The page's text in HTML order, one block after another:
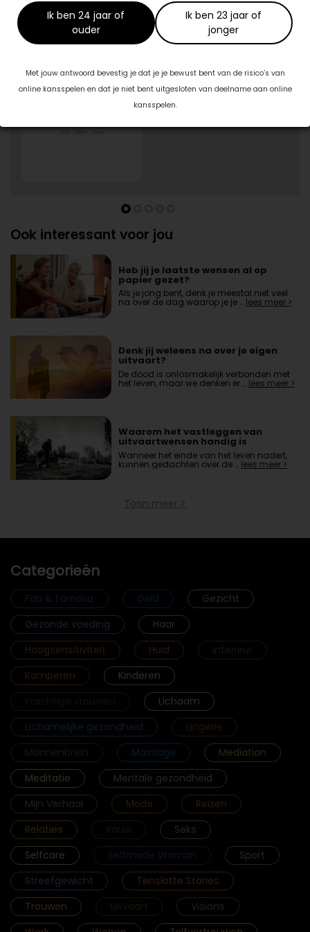
Ik ben 24 jaar of
ouder
Ik ben 23 jaar of
jonger
Met jouw antwoord bevestig je dat je je bewust bent van de risico’s van
online kansspelen en dat je niet bent uitgesloten van deelname aan online
kansspelen.
Specialisten in jouw buurt
Burg. J.G. Legroweg 94
9761TD Eelde
06-57943414
Ook interessant voor jou
Heb jij je laatste wensen al op
papier gezet?
Als je jong bent, denk je meestal niet veel
na over de dag waarop je je … lees meer >
Denk jij weleens na over je eigen
uitvaart?
De dood is onlosmakelijk verbonden met
het leven, maar we denken er … lees meer >
Waarom het vastleggen van
uitvaartwensen handig is
Wanneer het einde van het leven nadert,
kunnen gedachten over de … lees meer >
Toon meer >
Categorieën
Fab & Famouz Geld
Gezicht
Gezonde voeding
Haar
Hoogsensitiviteit
Huid
Interieur
Kamperen
Kinderen
Lichaam
Lichamelijke gezondheid
Lingerie
Mannenbrein
Massage
Mediation
Meditatie
Mentale gezondheid
Mijn Verhaal
Mode
Reizen
Relaties
Rouw
Seks
Selfcare
Selfmade Woman
Sport
Streefgewicht
Tenslotte Stories
Trouwen
Uitvaart
Visions